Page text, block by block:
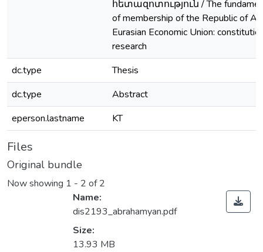
հետազոտություն / The
of membership of the Republic of
Eurasian Economic Union:
research
dc.type
Thesis
dc.type
Abstract
eperson.lastname
KT
Files
Original bundle
Now showing 1 - 2 of 2
Name:
dis2193_abrahamyan.pdf
Size:
13.93 MB